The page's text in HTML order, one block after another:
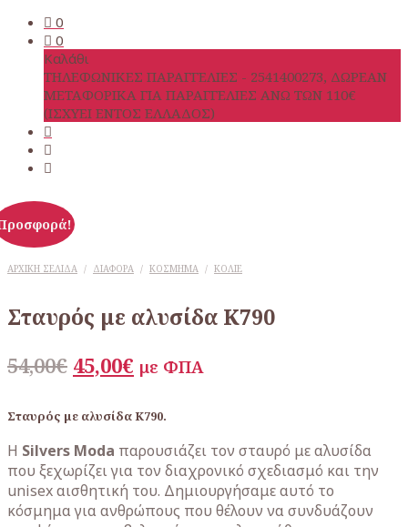
0
0
Καλάθι
ΤΗΛΕΦΩΝΙΚΕΣ ΠΑΡΑΓΓΕΛΙΕΣ - 2541400273, ΔΩΡΕΑΝ
ΜΕΤΑΦΟΡΙΚΑ ΓΙΑ ΠΑΡΑΓΓΕΛΙΕΣ ΑΝΩ ΤΩΝ 110€
(ΙΣΧΥΕΙ ΕΝΤΟΣ ΕΛΛΑΔΟΣ)
ΑΡΧΙΚΉ ΣΕΛΊΔΑ / ΔΙΆΦΟΡΑ / ΚΌΣΜΗΜΑ / ΚΟΛΙΈ
Σταυρός με αλυσίδα K790
54,00€ Original
was:
54,00€.
45,00€ Η
τιμή
είναι:
45,00€.
με ΦΠΑ
Σταυρός με αλυσίδα K790.
Η Silvers Moda παρουσιάζει τον σταυρό με αλυσίδα
που ξεχωρίζει για τον διαχρονικό σχεδιασμό και την
unisex αισθητική του. Δημιουργήσαμε αυτό το
κόσμημα για ανθρώπους που θέλουν να συνδυάζουν